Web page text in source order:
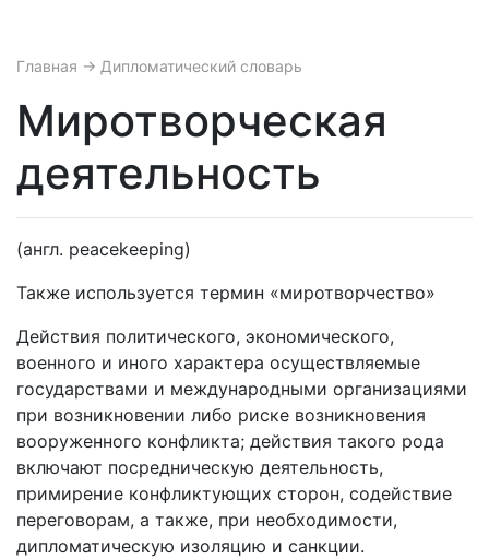
Главная → Дипломатический словарь
Миротворческая
деятельность
(англ. peacekeeping)
Также используется термин «миротворчество»
Действия политического, экономического,
военного и иного характера осуществляемые
государствами и международными организациями
при возникновении либо риске возникновения
вооруженного конфликта; действия такого рода
включают посредническую деятельность,
примирение конфликтующих сторон, содействие
переговорам, а также, при необходимости,
дипломатическую изоляцию и санкции.